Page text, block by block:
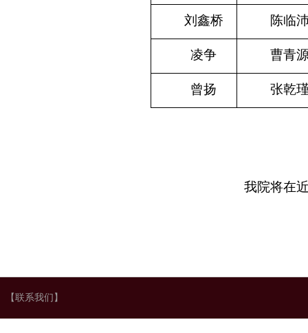
刘鑫桥 陈临
凌争 曹青
曾扬 张乾
我院将在
【联系我们】